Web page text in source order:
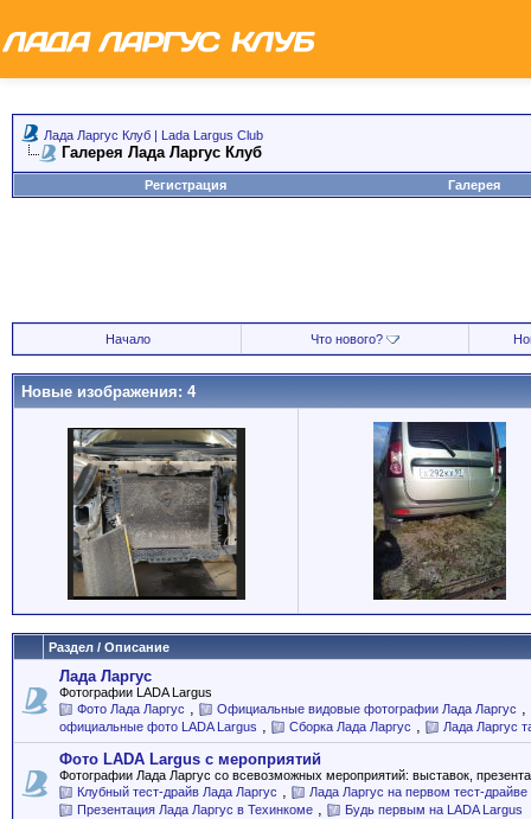
Лада Ларгус Клуб | Lada Largus Club
Галерея Лада Ларгус Клуб
Регистрация Галерея
Начало Что нового?
Новые изображения: 4
Раздел / Описание
Лада Ларгус
Фотографии LADA Largus
Фото Лада Ларгус , Официальные видовые фотографии Лада Ларгус ,
официальные фото LADA Largus , Сборка Лада Ларгус , Лада Ларгус
Фото LADA Largus с мероприятий
Фотографии Лада Ларгус со всевозможных мероприятий: выставок,
Клубный тест-драйв Лада Ларгус ,
Лада Ларгус на первом тест-
Презентация Лада Ларгус в Техинкоме , Будь первым на LADA Largus